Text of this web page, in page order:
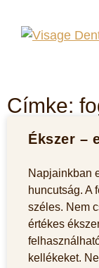
Címke:
Ékszer –
Napjainkban
huncutság. A
széles. Nem
értékes
kellékeket.